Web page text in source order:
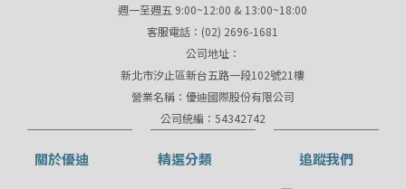
週一至週五 9:00~12:00 & 13:00~18:00
客服電話：(02) 2696-1681
公司地址：
新北市汐止區新台五路一段102號21樓
營業名稱：優迪國際股份有限公司
公司統編：54342742
關於優迪 精選分類 追蹤我們